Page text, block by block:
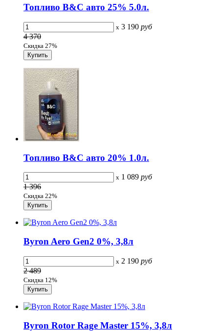
Топливо B&C авто 25% 5.0л.
x 3 190 руб
4 370
Скидка 27%
Топливо B&C авто 20% 1.0л.
x 1 089 руб
1 396
Скидка 22%
Byron Aero Gen2 0%, 3,8л
x 2 190 руб
2 489
Скидка 12%
Byron Rotor Rage Master 15%, 3,8л